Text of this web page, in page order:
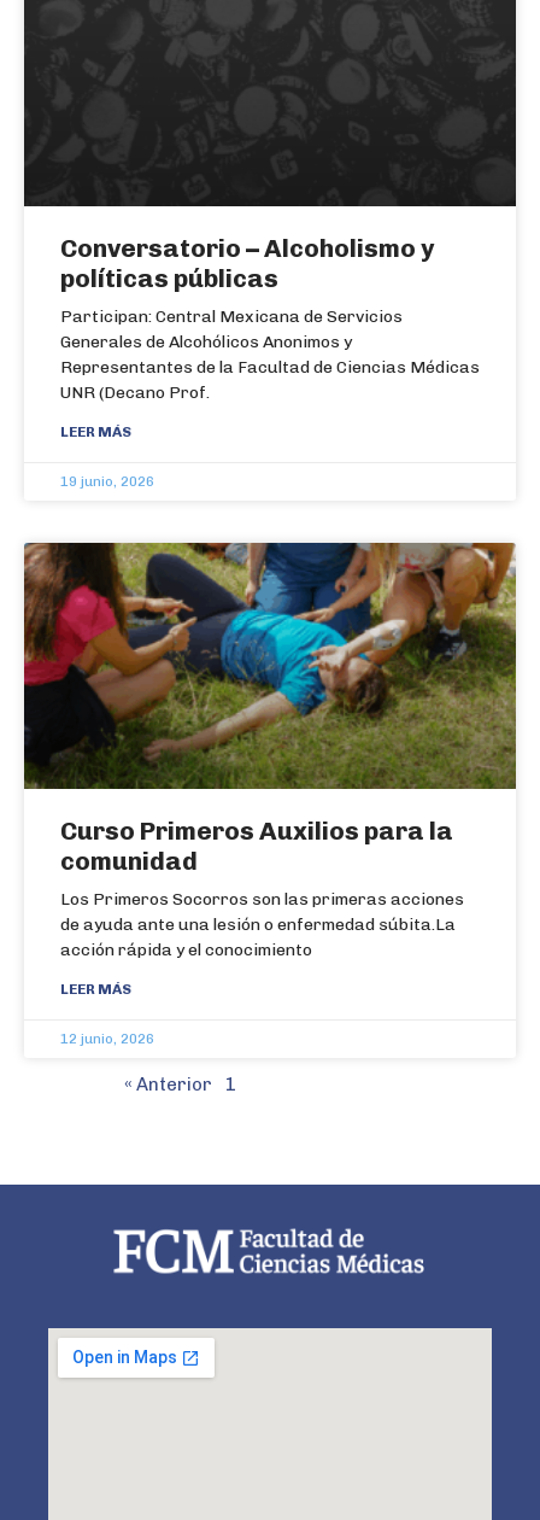
Conversatorio – Alcoholismo y
políticas públicas
Participan: Central Mexicana de Servicios
Generales de Alcohólicos Anonimos y
Representantes de la Facultad de Ciencias Médicas
UNR (Decano Prof.
LEER MÁS
19 junio, 2026
Curso Primeros Auxilios para la
comunidad
Los Primeros Socorros son las primeras acciones
de ayuda ante una lesión o enfermedad súbita.La
acción rápida y el conocimiento
LEER MÁS
12 junio, 2026
« Anterior 1